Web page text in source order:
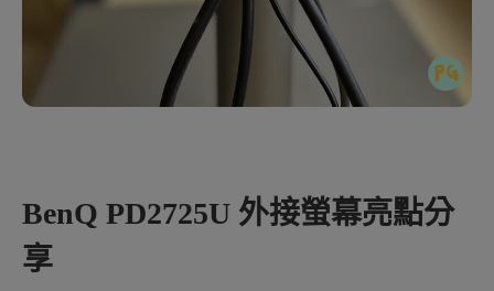
BenQ PD2725U 外接螢幕亮點分
享